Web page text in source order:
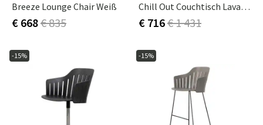
Breeze Lounge Chair Weiß
€ 668€ 835
Chill Out Couchtisch Lava Grau
€ 716€ 1 431
-15% -15%